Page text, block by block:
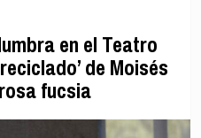
en el Teatro
de Moisés
fucsia